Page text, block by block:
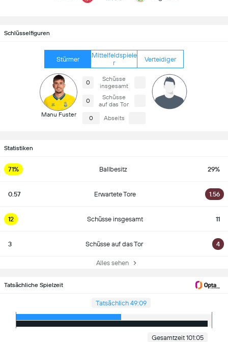
Schlüsselfiguren
Stürmer
Mittelfeldspiele
r
Verteidiger
Manu Fuster
0
Schüsse
insgesamt
0
Schüsse
auf das Tor
0
Abseits
Statistiken
71% Ballbesitz 29%
0.57 Erwartete Tore 1.56
12 Schüsse insgesamt 11
3 Schüsse auf das Tor 4
Alles sehen
Tatsächliche Spielzeit
Tatsächlich 49:09
Gesamtzeit 101:05